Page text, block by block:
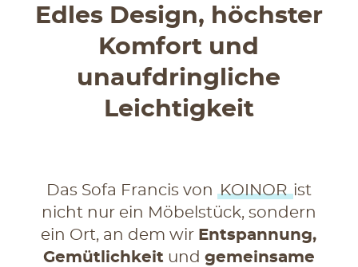
Edles Design, höchster
Komfort und
unaufdringliche
Leichtigkeit
Das Sofa Francis von KOINORist
nicht nur ein Möbelstück, sondern
ein Ort, an dem wir Entspannung,
Gemütlichkeitund gemeinsame